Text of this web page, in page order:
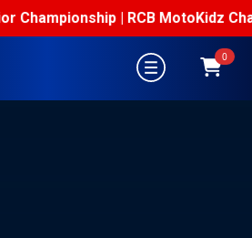
| RCB MotoKidz
0